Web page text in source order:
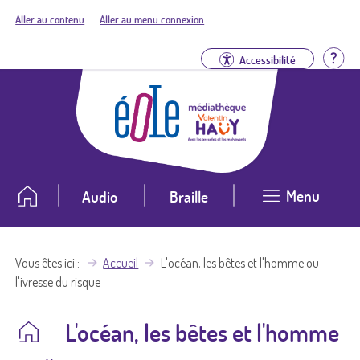
Aller au contenu Aller au menu connexion
Accessibilité
Audio Braille Menu
Vous êtes ici Accueil
L'océan, les bêtes et l'homme ou
l'ivresse du risque
L'océan, les bêtes et l'homme